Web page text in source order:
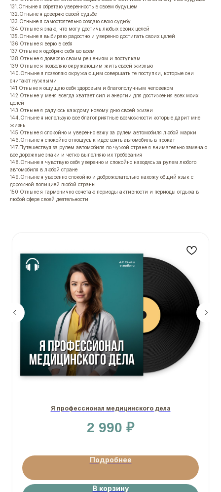
131.Отныне я обретаю уверенность в своем будущем
132.Отныне я доверяю своей судьбе
133.Отныне я самостоятельно создаю свою судьбу
134.Отныне я знаю, что могу достичь любых своих целей
135.Отныне я выбираю радостно и уверенно достигать своих целей
136.Отныне я верю в себя
137.Отныне я одобряю себя во всем
138.Отныне я доверяю своим решениям и поступкам
139.Отныне я позволяю окружающим жить своей жизнью
140.Отныне я позволяю окружающим совершать те поступки, которые они
считают нужными
141.Отныне я ощущаю себя здоровым и благополучным человеком
142.Отныне у меня всегда хватает сил и энергии для достижения всех моих
целей
143.Отныне я радуюсь каждому новому дню своей жизни
144.Отныне я использую все благоприятные возможности которые дарит мне
жизнь
145.Отныне я спокойно и уверенно езжу за рулем автомобиля любой марки
146.Отныне я спокойно отношусь к идее взять автомобиль в прокат
147.Путешествуя за рулем автомобиля по чужой стране я внимательно замечаю
все дорожные знаки и четко выполняю их требования
148.Отныне я чувствую себя уверенно и спокойно находясь за рулем любого
автомобиля в любой стране
149.Отныне я уверенно спокойно и доброжелательно нахожу общий язык с
дорожной полицией любой страны
150.Отныне я гармонично сочетаю периоды активности и периоды отдыха в
любой сфере своей деятельности
Я профессионал медицинского дела
2 990 ₽
Подробнее
В корзину